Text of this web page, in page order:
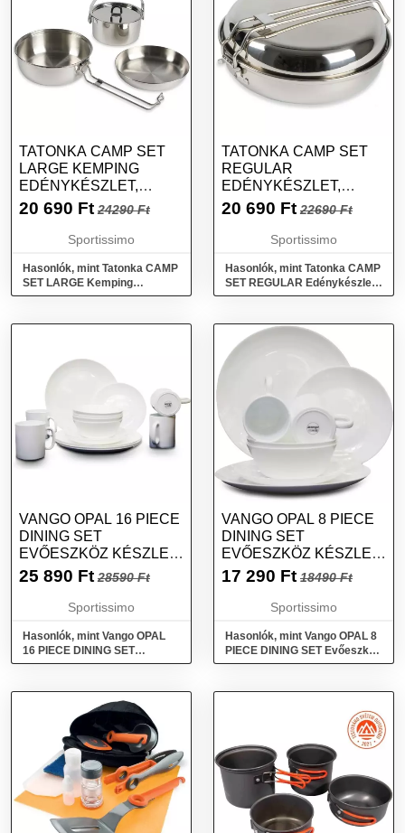
TATONKA CAMP SET
LARGE KEMPING
EDÉNYKÉSZLET,
EZÜST, MÉRET
20 690 Ft 24290 Ft
Sportissimo
Hasonlók, mint Tatonka CAMP
SET LARGE Kemping
edénykészlet, ezüst, méret
TATONKA CAMP SET
REGULAR
EDÉNYKÉSZLET,
EZÜST, MÉRET
20 690 Ft 22690 Ft
Sportissimo
Hasonlók, mint Tatonka CAMP
SET REGULAR Edénykészlet,
ezüst, méret
VANGO OPAL 16 PIECE
DINING SET
EVŐESZKÖZ KÉSZLET,
FEHÉR, MÉRET
25 890 Ft 28590 Ft
Sportissimo
Hasonlók, mint Vango OPAL
16 PIECE DINING SET
Evőeszköz készlet, fehér,
VANGO OPAL 8 PIECE
DINING SET
EVŐESZKÖZ KÉSZLET,
FEHÉR, MÉRET
17 290 Ft 18490 Ft
Sportissimo
Hasonlók, mint Vango OPAL 8
PIECE DINING SET Evőeszköz
készlet, fehér, méret